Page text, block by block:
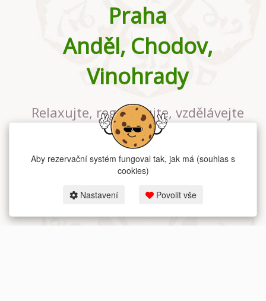
Praha
Anděl, Chodov,
Vinohrady
Relaxujte, regenerujte, vzdělávejte
se v největším jógovém studiu v
Praze
Aby rezervační systém fungoval tak, jak má (souhlas s
cookies)
Nastavení Povolit vše